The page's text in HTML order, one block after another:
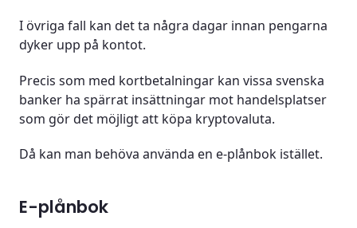
I övriga fall kan det ta några dagar innan pengarna
dyker upp på kontot.
Precis som med kortbetalningar kan vissa svenska
banker ha spärrat insättningar mot handelsplatser
som gör det möjligt att köpa kryptovaluta.
Då kan man behöva använda en e-plånbok istället.
E-plånbok